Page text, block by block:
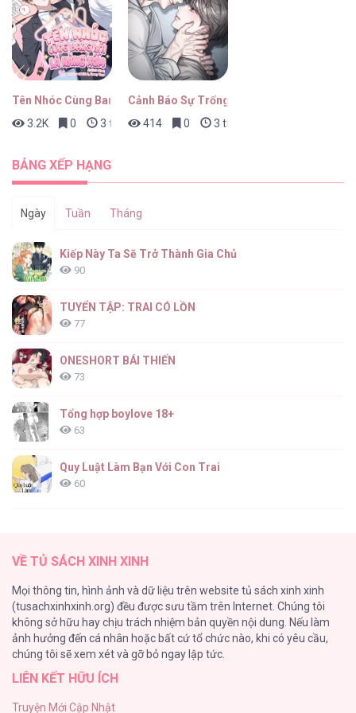
Tên Nhóc Cùng Bang Hội Là Hàng Xóm
3.2K
0 3 tháng trước
Cảnh Báo Sự Trống Rỗng
414
0 3 tháng trước
BẢNG XẾP HẠNG
Ngày Tuần Tháng
Kiếp Này Ta Sẽ Trở Thành Gia Chủ
90
TUYỂN TẬP: TRAI CÓ LỒN
77
ONESHORT BÁI THIẾN
73
Tổng hợp boylove 18+
63
Quy Luật Làm Bạn Với Con Trai
60
50
Tuyển Tập Manhwa Ngắn Bạo Dăm
44
CẨN THẬN TRĂNG TRÒN THÁNG 3 ĐẤY
VỀ TỦ SÁCH XINH XINH
Mọi thông tin, hình ảnh và dữ liệu trên website tủ sách xinh xinh
(tusachxinhxinh.org) đều được sưu tầm trên Internet. Chúng tôi
không sở hữu hay chịu trách nhiệm bản quyền nội dung. Nếu làm
ảnh hưởng đến cá nhân hoặc bất cứ tổ chức nào, khi có yêu cầu,
chúng tôi sẽ xem xét và gỡ bỏ ngay lập tức.
LIÊN KẾT HỮU ÍCH
Truyện Mới Cập Nhật